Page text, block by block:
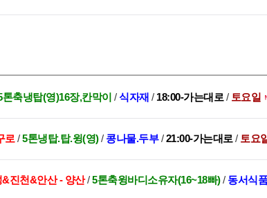
톤축냉탑(영)16장,칸막이 /식자재 / 18:00-가는대로 / 토요일
로 /5톤냉탑.탑.윙(영)/ 콩나물.두부/21:00-가는대로 / 토요
진천&안산 - 양산/5톤축윙바디소유자(16~18빠)/ 동서식품